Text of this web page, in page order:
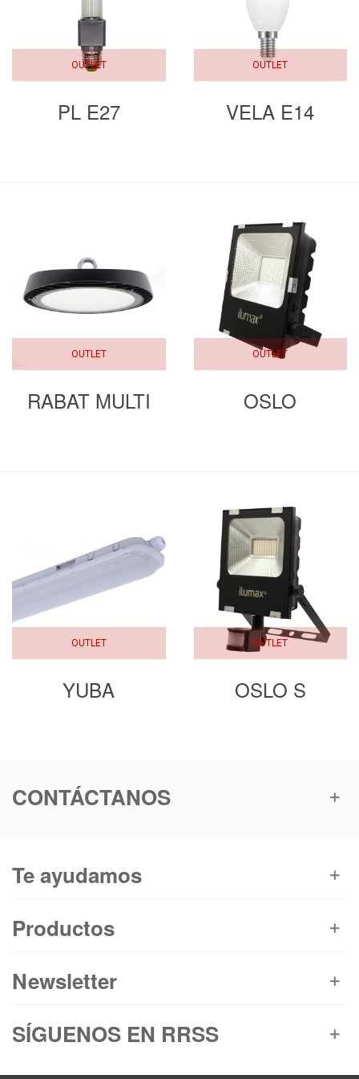
OUTLET
PL E27
OUTLET
VELA E14
OUTLET
RABAT MULTI
OUTLET
OSLO
OUTLET
YUBA
OUTLET
OSLO S
CONTÁCTANOS
Te ayudamos
Productos
Newsletter
SÍGUENOS EN RRSS